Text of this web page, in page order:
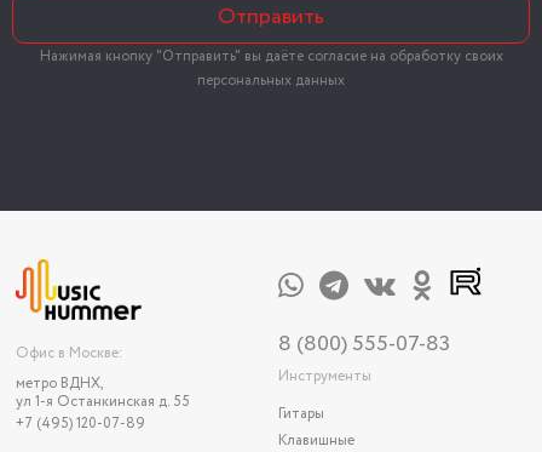
Отправить
Нажимая кнопку "Отправить" вы даёте согласие на обработку своих
персональных данных
Офис в Москве:
метро ВДНХ,
ул 1-я Останкинская д. 55
+7 (495) 120-07-89
8 (800) 555-07-83
Инструменты
Гитары
Клавишные